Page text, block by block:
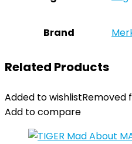
Brand
Related Products
Added to wishlistRemoved
Add to compare